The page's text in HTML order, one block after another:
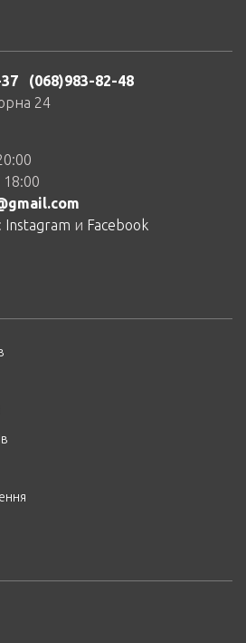
(068)983-82-48
24
Instagram и Facebook